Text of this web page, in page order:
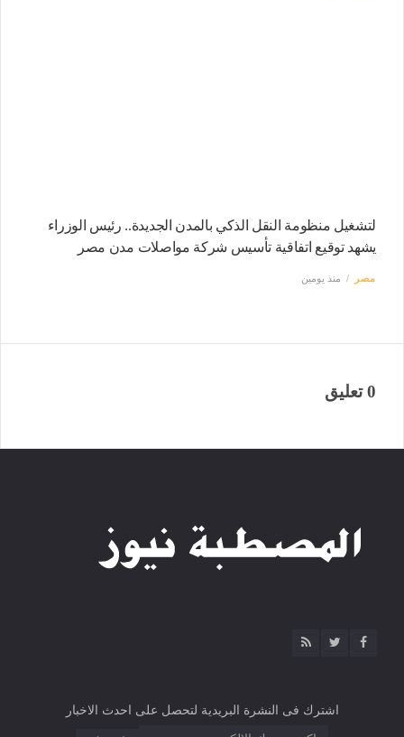
لتشغيل منظومة النقل الذكي بالمدن الجديدة.. رئيس الوزراء
يشهد توقيع اتفاقية تأسيس شركة مواصلات مدن مصر
مصر منذ يومين
0 تعليق
اشترك فى النشرة البريدية لتحصل على احدث الاخبار